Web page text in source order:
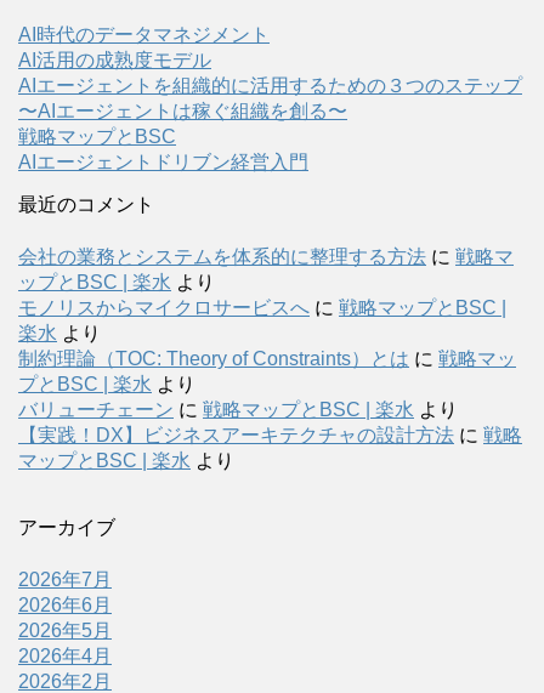
AI時代のデータマネジメント
AI活用の成熟度モデル
AIエージェントを組織的に活用するための３つのステップ
〜AIエージェントは稼ぐ組織を創る〜
戦略マップとBSC
AIエージェントドリブン経営入門
最近のコメント
会社の業務とシステムを体系的に整理する方法 に 戦略マ
ップとBSC | 楽水 より
モノリスからマイクロサービスへ に 戦略マップとBSC |
楽水 より
制約理論（TOC: Theory of Constraints）とは に 戦略マッ
プとBSC | 楽水 より
バリューチェーン に 戦略マップとBSC | 楽水 より
【実践！DX】ビジネスアーキテクチャの設計方法 に 戦略
マップとBSC | 楽水 より
アーカイブ
2026年7月
2026年6月
2026年5月
2026年4月
2026年2月